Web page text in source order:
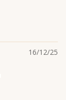
16/12/25